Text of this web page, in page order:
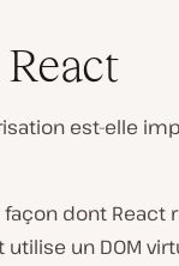
est-elle
façon dont React
un DOM